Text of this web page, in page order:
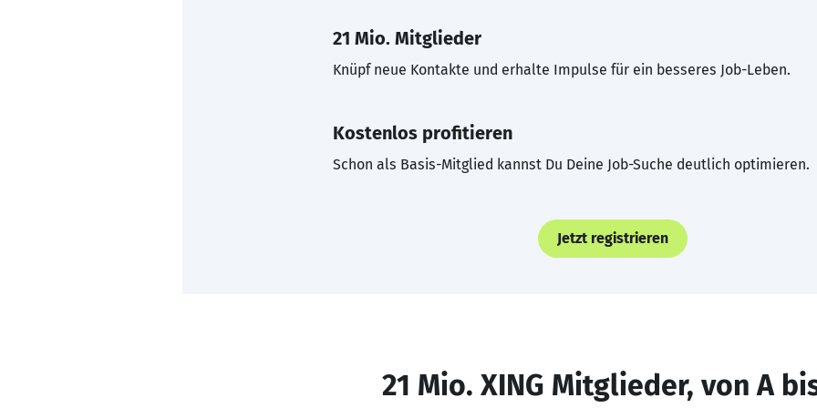
21 Mio. Mitglieder
Knüpf neue Kontakte und erhalte Impulse für ein besseres Job-Leben.
Kostenlos profitieren
Schon als Basis-Mitglied kannst Du Deine Job-Suche deutlich optimieren.
Jetzt registrieren
21 Mio. XING Mitglieder, von A